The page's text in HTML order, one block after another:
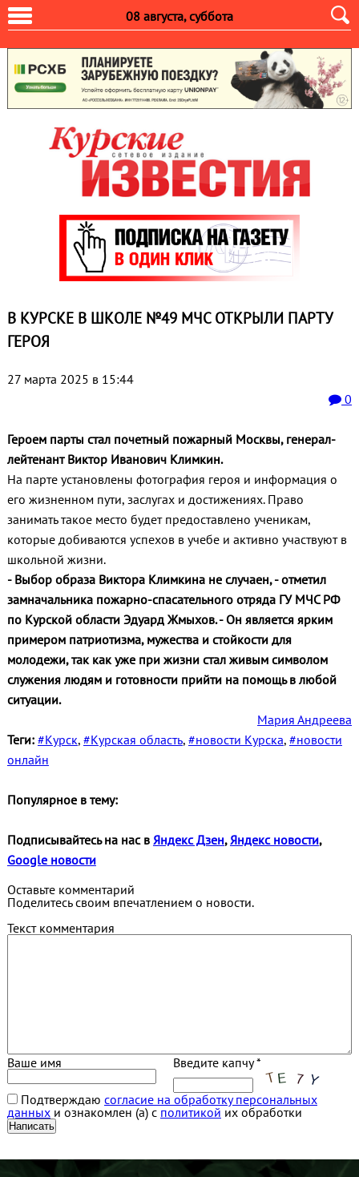
08 августа, суббота
В КУРСКЕ В ШКОЛЕ №49 МЧС ОТКРЫЛИ ПАРТУ
ГЕРОЯ
27 марта 2025 в 15:44
0
Героем парты стал почетный пожарный Москвы, генерал-
лейтенант Виктор Иванович Климкин.
На парте установлены фотография героя и информация о
его жизненном пути, заслугах и достижениях. Право
занимать такое место будет предоставлено ученикам,
которые добиваются успехов в учебе и активно участвуют в
школьной жизни.
- Выбор образа Виктора Климкина не случаен, - отметил
замначальника пожарно-спасательного отряда ГУ МЧС РФ
по Курской области Эдуард Жмыхов. - Он является ярким
примером патриотизма, мужества и стойкости для
молодежи, так как уже при жизни стал живым символом
служения людям и готовности прийти на помощь в любой
ситуации.
Мария Андреева
Теги: #Курск, #Курская область, #новости Курска, #новости
онлайн
Популярное в тему:
Подписывайтесь на нас в Яндекс Дзен,Яндекс новости,
Google новости
Оставьте комментарий
Поделитесь своим впечатлением о новости.
Текст комментария
Ваше имя Введите капчу *
Подтверждаю согласие на обработку персональных
данныхи ознакомлен (а) с политикой их обработки